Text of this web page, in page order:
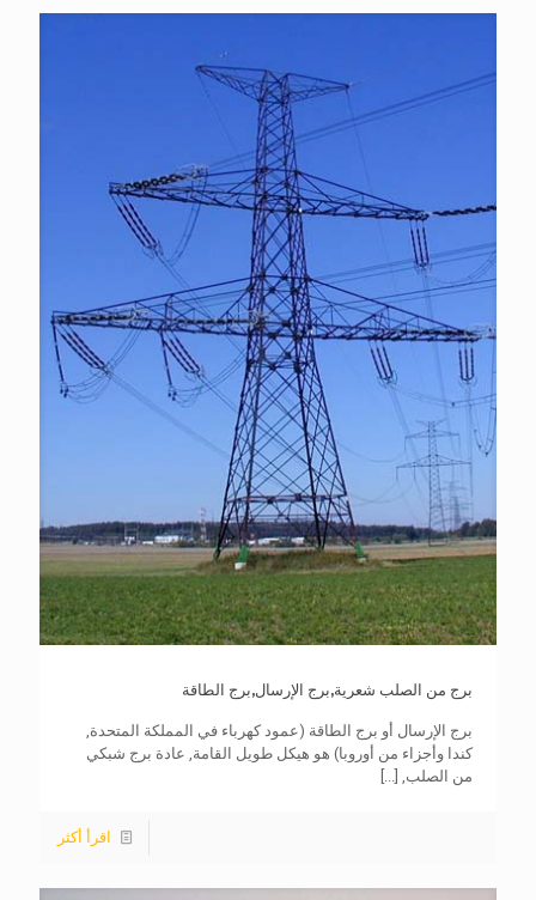
برج من الصلب شعرية,برج الإرسال,برج الطاقة
برج الإرسال أو برج الطاقة (عمود كهرباء في المملكة المتحدة,
كندا وأجزاء من أوروبا) هو هيكل طويل القامة, عادة برج شبكي
من الصلب, [...]
اقرأ أكثر